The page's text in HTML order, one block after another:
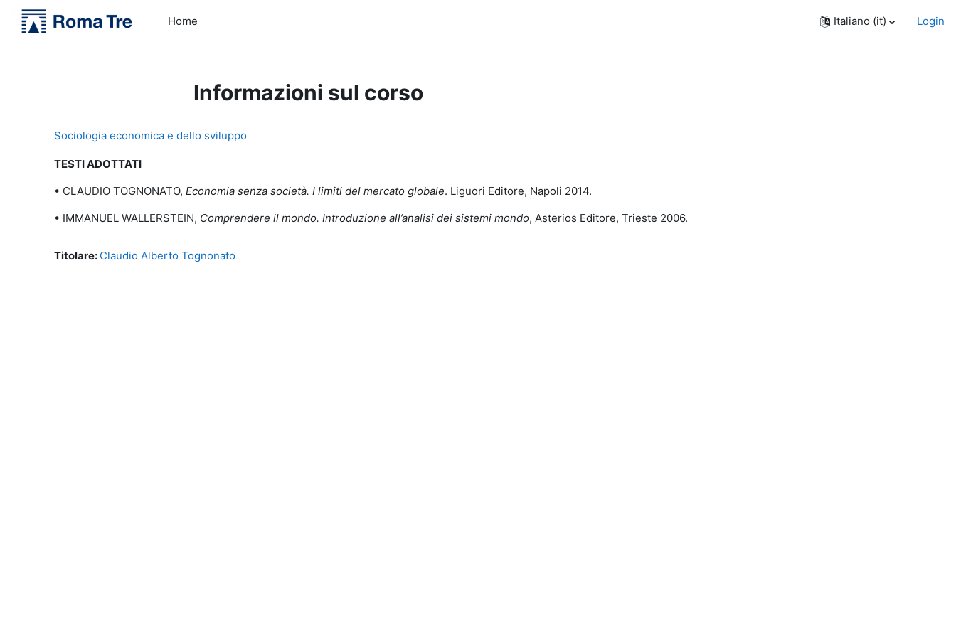
Vai al contenuto principale
Home
Italiano ‎(it)‎ Login
Informazioni sul corso
Sociologia economica e dello sviluppo
TESTI ADOTTATI
• CLAUDIO TOGNONATO, Economia senza società. I limiti del mercato globale. Liguori Editore, Napoli 2014.
• IMMANUEL WALLERSTEIN, Comprendere il mondo. Introduzione all’analisi dei sistemi mondo, Asterios Editore, Trieste 2006.
Titolare: Claudio Alberto Tognonato